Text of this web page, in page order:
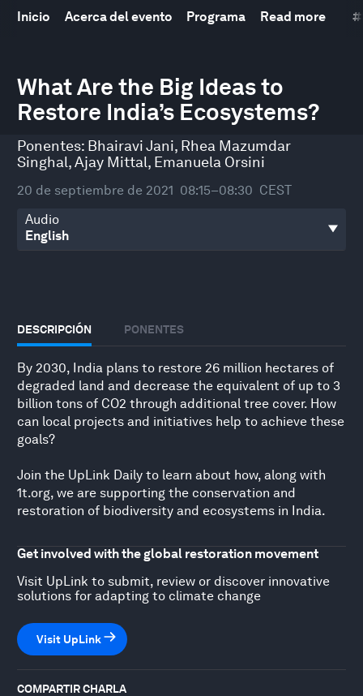
Inicio Acerca del evento Programa Read more #
What Are the Big Ideas to
Restore India’s Ecosystems?
Ponentes: Bhairavi Jani, Rhea Mazumdar
Singhal,Ajay Mittal, Emanuela Orsini
20 de septiembre de 2021 08:15–08:30 CEST
Audio
DESCRIPCIÓN PONENTES
By 2030, India plans to restore 26 million hectares of
degraded land and decrease the equivalent of up to 3
billion tons of CO2 through additional tree cover. How
can local projects and initiatives help to achieve these
goals?
Join the UpLink Daily to learn about how, along with
1t.org, we are supporting the conservation and
restoration of biodiversity and ecosystems in India.
Get involved with the global restoration movement
Visit UpLink to submit, review or discover innovative
solutions for adapting to climate change
Visit UpLink
COMPARTIR CHARLA
seconds
of
14
minutes,
seconds